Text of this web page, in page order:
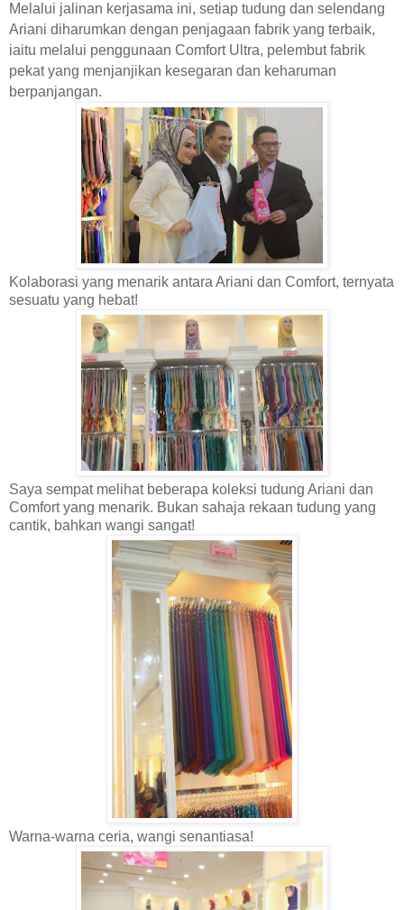
Melalui jalinan kerjasama ini, setiap tudung dan selendang
Ariani diharumkan dengan penjagaan fabrik yang terbaik,
iaitu melalui penggunaan Comfort Ultra, pelembut fabrik
pekat yang menjanjikan kesegaran dan keharuman
berpanjangan.
Kolaborasi yang menarik antara Ariani dan Comfort, ternyata
sesuatu yang hebat!
Saya sempat melihat beberapa koleksi tudung Ariani dan
Comfort yang menarik. Bukan sahaja rekaan tudung yang
cantik, bahkan wangi sangat!
Warna-warna ceria, wangi senantiasa!